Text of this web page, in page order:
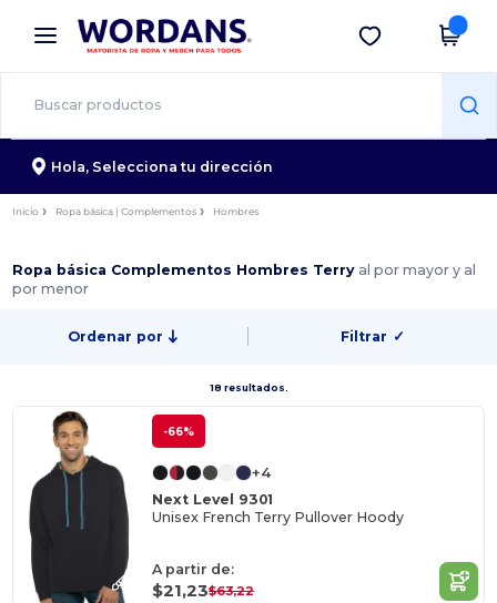
× App de Wordans
¡Mejores precios en app!
Descargar app
Hola, Selecciona tu dirección
Inicio Ropa básica | Complementos Hombres
Ropa básica Complementos Hombres Terry al por mayor y al
por menor
Ordenar por Filtrar ✓
18 resultados.
-66%
+4
Next Level 9301
Unisex French Terry Pullover Hoody
A partir de:
$21,23$63,22